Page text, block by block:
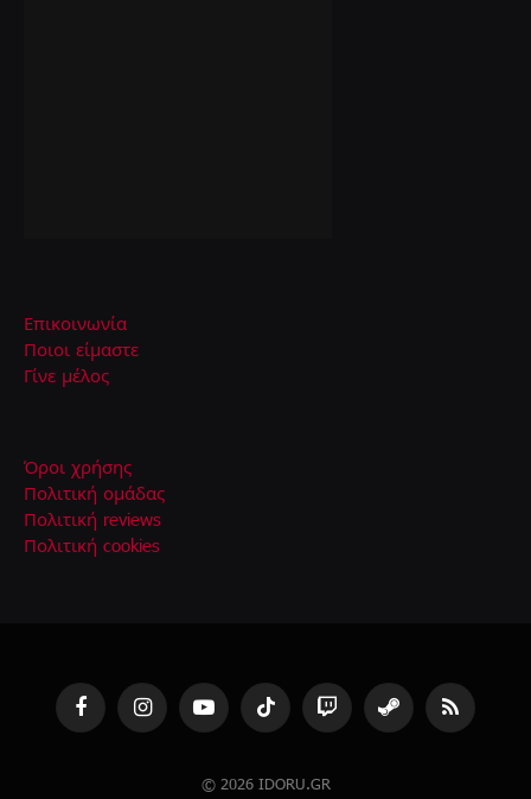
Επικοινωνία
Ποιοι είμαστε
Γίνε μέλος
Όροι χρήσης
Πολιτική ομάδας
Πολιτική reviews
Πολιτική cookies
FacebookInstagramYouTubeTikTok Twitch Steam RSS
© 2026 IDORU.GR